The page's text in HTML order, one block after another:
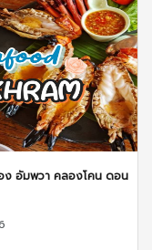
ง อัมพวา คลองโคน ดอน